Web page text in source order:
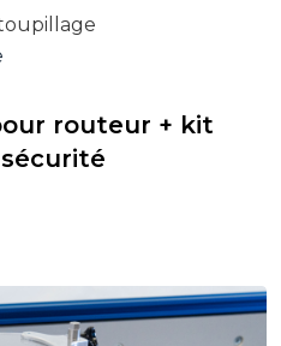
routeur + kit